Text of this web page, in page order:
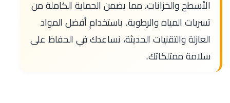
الأسطح والخزانات، مما يضمن الحماية الكاملة من
تسربات المياه والرطوبة. باستخدام أفضل المواد
العازلة والتقنيات الحديثة، نساعدك في الحفاظ على
سلامة ممتلكاتك.